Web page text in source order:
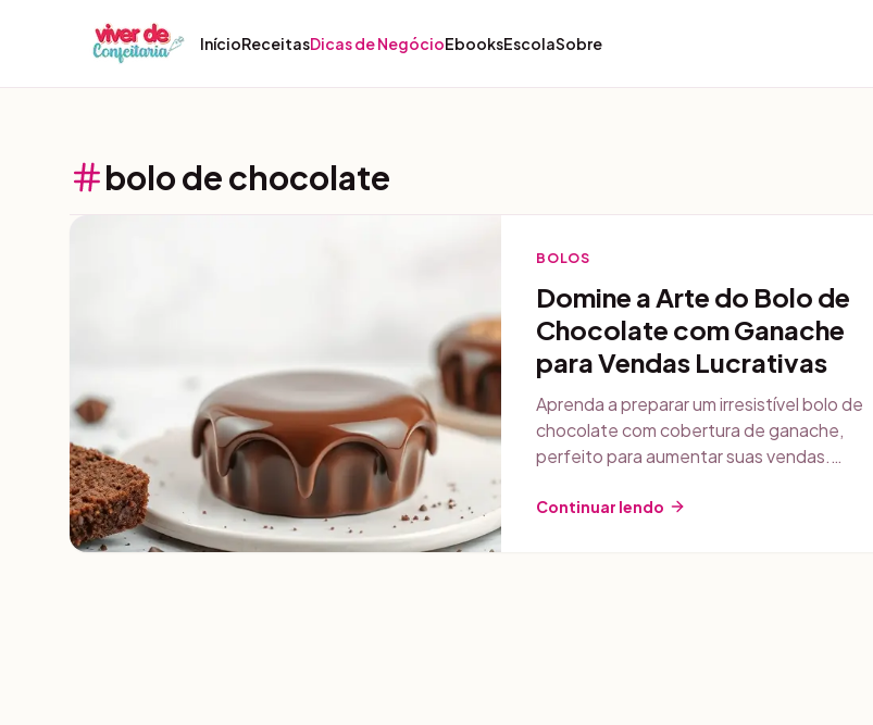
InícioReceitasDicas de NegócioEbooksEscolaSobre
bolo de chocolate
BOLOS
Domine a Arte do Bolo de
Chocolate com Ganache
para Vendas Lucrativas
Aprenda a preparar um irresistível bolo de
chocolate com cobertura de ganache,
perfeito para aumentar suas vendas.
dicas de apresentação inclusos.
Continuar lendo